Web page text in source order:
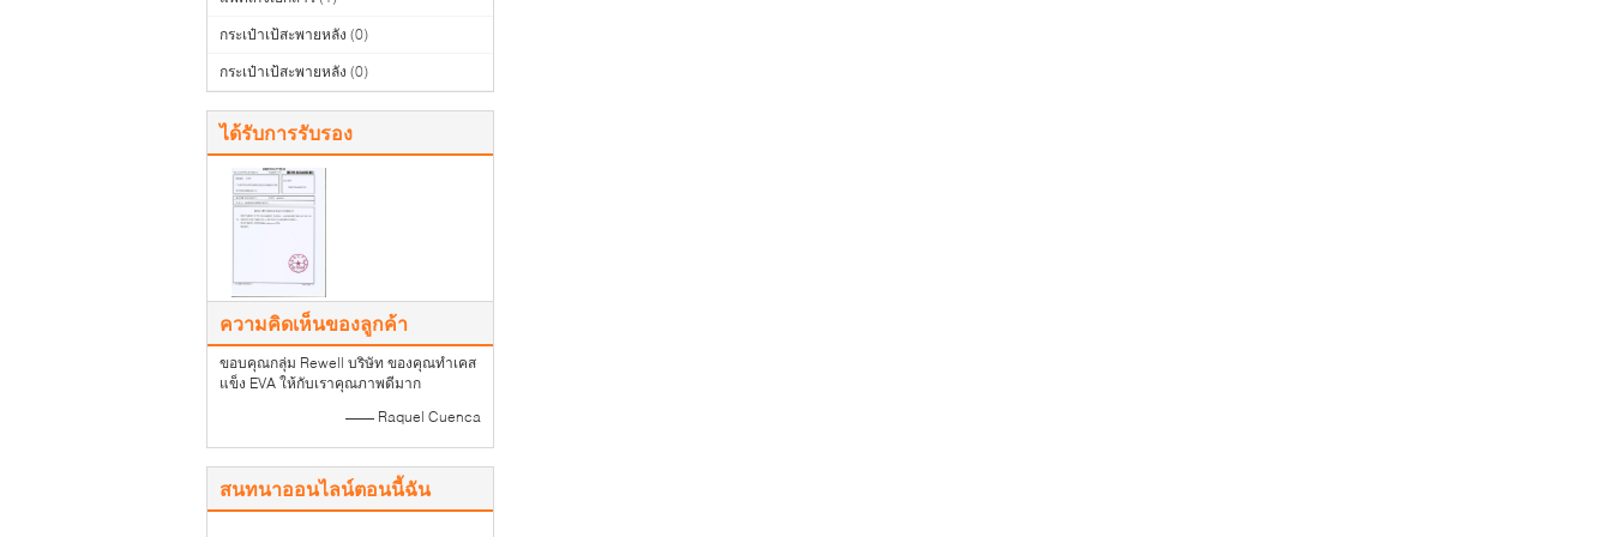
กระเป๋าเป้สะพายหลัง (0)
กระเป๋าเป้สะพายหลัง (0)
ได้รับการรับรอง
ความคิดเห็นของลูกค้า
ขอบคุณกลุ่ม Rewell บริษัท ของคุณทำเคส
แข็ง EVA ให้กับเราคุณภาพดีมาก
—— Raquel Cuenca
สนทนาออนไลน์ตอนนี้ฉัน